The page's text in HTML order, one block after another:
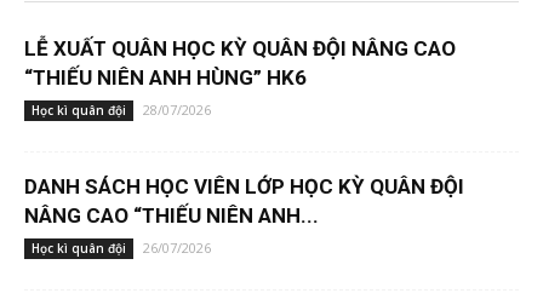
LỄ XUẤT QUÂN HỌC KỲ QUÂN ĐỘI NÂNG CAO
“THIẾU NIÊN ANH HÙNG” HK6
Học kì quân đội 28/07/2026
DANH SÁCH HỌC VIÊN LỚP HỌC KỲ QUÂN ĐỘI
NÂNG CAO “THIẾU NIÊN ANH...
Học kì quân đội 26/07/2026